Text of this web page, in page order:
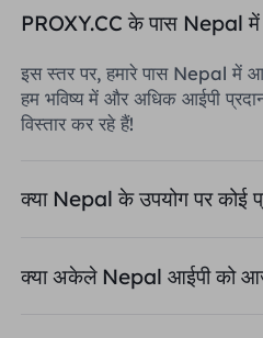
PROXY.CC के पास Nepal
इस स्तर पर, हमारे पास Nepal में
हम भविष्य में और अधिक आईपी
विस्तार कर रहे हैं!
क्या Nepal के उपयोग पर कोई
क्या अकेले Nepal आईपी को